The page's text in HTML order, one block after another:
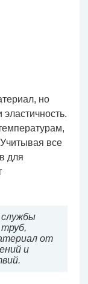
но
эластичность.
все
для
от
и